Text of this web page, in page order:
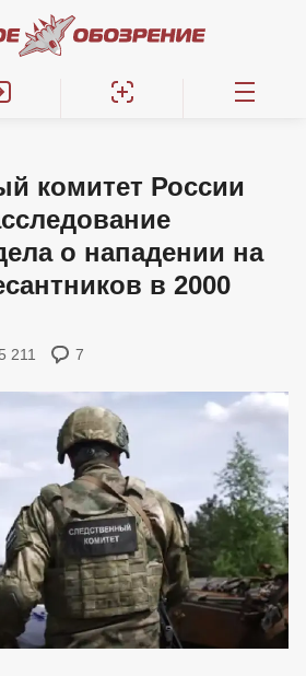
комитет России
о нападении на
в 2000
5 211 7